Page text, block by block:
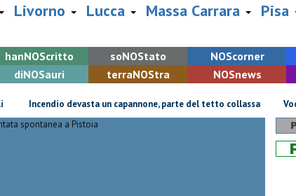
Livorno Lucca Massa Carrara Pisa
hanNOScritto soNOStato NOScorner
diNOSauri terraNOStra NOSnews
Incendio devasta un capannone, parte del tetto collassa Voci e